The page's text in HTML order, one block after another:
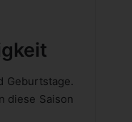
Geburtstage.
diese Saison